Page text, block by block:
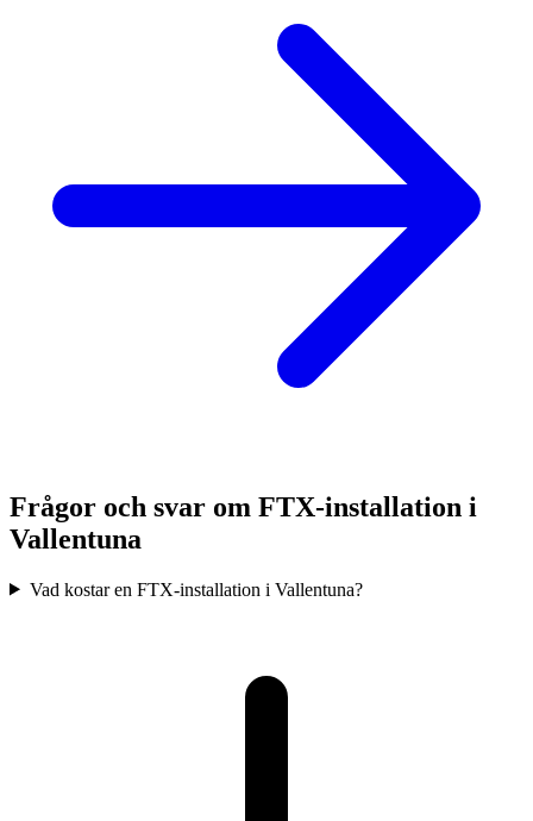
Frågor och svar om FTX-installation i
Vallentuna
Vad kostar en FTX-installation i Vallentuna?